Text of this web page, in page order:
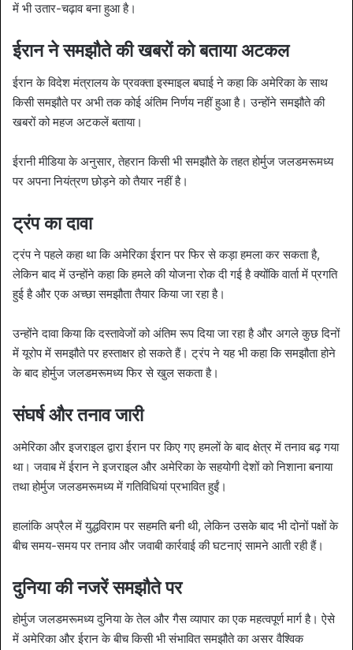
में भी उतार-चढ़ाव बना हुआ है।
ईरान ने समझौते की खबरों को बताया अटकल
ईरान के विदेश मंत्रालय के प्रवक्ता इस्माइल बघाई ने कहा कि अमेरिका के साथ
किसी समझौते पर अभी तक कोई अंतिम निर्णय नहीं हुआ है। उन्होंने समझौते की
खबरों को महज अटकलें बताया।
ईरानी मीडिया के अनुसार, तेहरान किसी भी समझौते के तहत होर्मुज जलडमरूमध्य
पर अपना नियंत्रण छोड़ने को तैयार नहीं है।
ट्रंप का दावा
ट्रंप ने पहले कहा था कि अमेरिका ईरान पर फिर से कड़ा हमला कर सकता है,
लेकिन बाद में उन्होंने कहा कि हमले की योजना रोक दी गई है क्योंकि वार्ता में प्रगति
हुई है और एक अच्छा समझौता तैयार किया जा रहा है।
उन्होंने दावा किया कि दस्तावेजों को अंतिम रूप दिया जा रहा है और अगले कुछ दिनों
में यूरोप में समझौते पर हस्ताक्षर हो सकते हैं। ट्रंप ने यह भी कहा कि समझौता होने
के बाद होर्मुज जलडमरूमध्य फिर से खुल सकता है।
संघर्ष और तनाव जारी
अमेरिका और इजराइल द्वारा ईरान पर किए गए हमलों के बाद क्षेत्र में तनाव बढ़ गया
था। जवाब में ईरान ने इजराइल और अमेरिका के सहयोगी देशों को निशाना बनाया
तथा होर्मुज जलडमरूमध्य में गतिविधियां प्रभावित हुईं।
हालांकि अप्रैल में युद्धविराम पर सहमति बनी थी, लेकिन उसके बाद भी दोनों पक्षों के
बीच समय-समय पर तनाव और जवाबी कार्रवाई की घटनाएं सामने आती रही हैं।
दुनिया की नजरें समझौते पर
होर्मुज जलडमरूमध्य दुनिया के तेल और गैस व्यापार का एक महत्वपूर्ण मार्ग है। ऐसे
में अमेरिका और ईरान के बीच किसी भी संभावित समझौते का असर वैश्विक